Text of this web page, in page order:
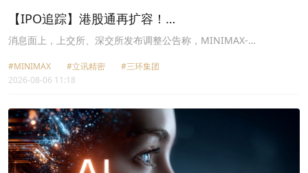
【IPO追踪】港股通再扩容！
MINIMAX（00100.HK）大涨超19%
消息面上，上交所、深交所发布调整公告称，MINIMAX-
（06951.HK）自8月6日正式纳入沪、深港股通标的名单，内地投资
者可通过沪深账户直接交易三只个股，
#MINIMAX #立讯精密
#三环集团
2026-08-06 11:18